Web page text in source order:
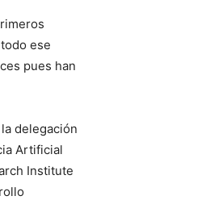
ese
pues han
delegación
Artificial
Institute